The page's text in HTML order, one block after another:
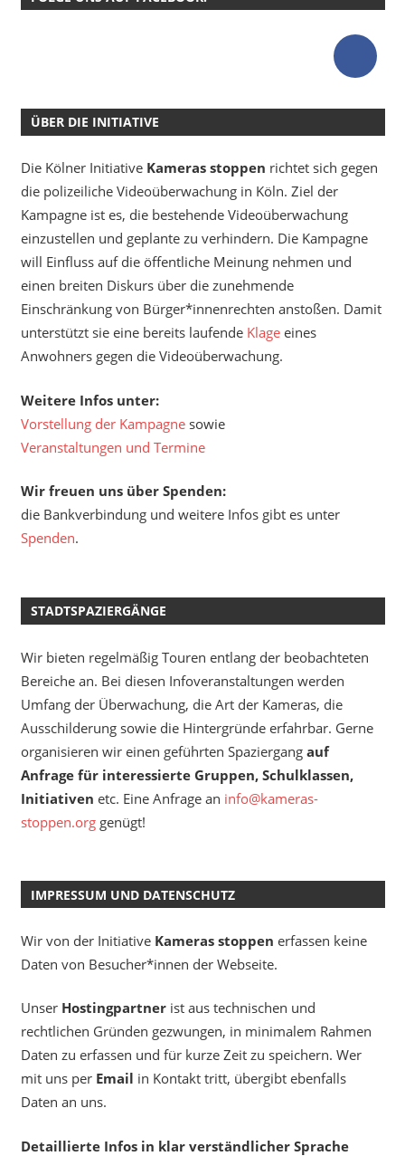
ÜBER DIE INITIATIVE
Die Kölner Initiative Kameras stoppen richtet sich gegen
die polizeiliche Videoüberwachung in Köln. Ziel der
Kampagne ist es, die bestehende Videoüberwachung
einzustellen und geplante zu verhindern. Die Kampagne
will Einfluss auf die öffentliche Meinung nehmen und
einen breiten Diskurs über die zunehmende
Einschränkung von Bürger*innenrechten anstoßen. Damit
unterstützt sie eine bereits laufende Klageeines
Anwohners gegen die Videoüberwachung.
Weitere Infos unter:
Vorstellung der Kampagne sowie
Veranstaltungen und Termine
Wir freuen uns über Spenden:
die Bankverbindung und weitere Infos gibt es unter
Spenden.
STADTSPAZIERGÄNGE
Wir bieten regelmäßig Touren entlang der beobachteten
Bereiche an. Bei diesen Infoveranstaltungen werden
Umfang der Überwachung, die Art der Kameras, die
Ausschilderung sowie die Hintergründe erfahrbar. Gerne
organisieren wir einen geführten Spaziergang auf
Anfrage für interessierte Gruppen, Schulklassen,
Initiativen etc. Eine Anfrage an info@kameras-
stoppen.orggenügt!
IMPRESSUM UND DATENSCHUTZ
Wir von der Initiative Kameras stoppen erfassen keine
Daten von Besucher*innen der Webseite.
Unser Hostingpartnerist aus technischen und
rechtlichen Gründen gezwungen, in minimalem Rahmen
Daten zu erfassen und für kurze Zeit zu speichern. Wer
mit uns per Email in Kontakt tritt, übergibt ebenfalls
Daten an uns.
Detaillierte Infos in klar verständlicher Sprache